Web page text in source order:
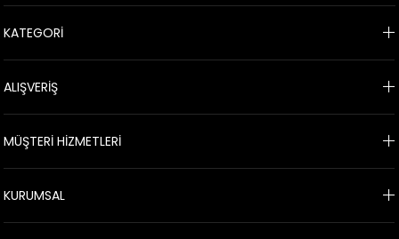
KATEGORİ
ALIŞVERİŞ
MÜŞTERİ HİZMETLERİ
KURUMSAL